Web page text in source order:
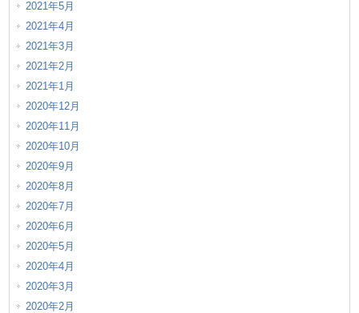
2021年5月
2021年4月
2021年3月
2021年2月
2021年1月
2020年12月
2020年11月
2020年10月
2020年9月
2020年8月
2020年7月
2020年6月
2020年5月
2020年4月
2020年3月
2020年2月